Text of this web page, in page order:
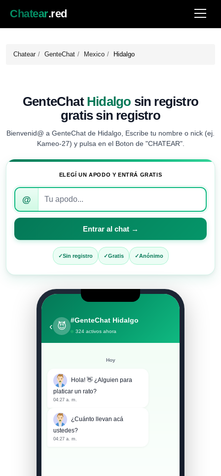
Chatear.red
Chatear GenteChat Mexico Hidalgo
GenteChat Hidalgo sin registro
gratis sin registro
Bienvenid@ a GenteChat de Hidalgo, Escribe tu nombre o nick (ej.
Kameo-27) y pulsa en el Boton de "CHATEAR".
ELEGÍ UN APODO Y ENTRÁ GRATIS
Introduce
apodo
para
entrar
@
Entrar al chat →
Sin registro Gratis Anónimo
‹ 😈
#GenteChat Hidalgo
324 activos ahora
Hoy
Hola! 👋 ¿Alguien para
platicar un rato?
04:27 a. m.
¿Cuánto llevan acá
ustedes?
04:27 a. m.